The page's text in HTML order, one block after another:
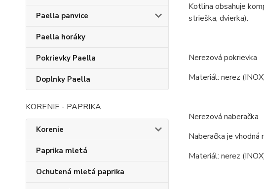
Paella panvice
Paella horáky
Pokrievky Paella
Doplnky Paella
KORENIE - PAPRIKA
Korenie
Paprika mletá
Ochutená mletá paprika
Kotlina obsahuje
strieška, dvierka).
Nerezová pokrievka
Materiál: nerez
Nerezová naberačka
Naberačka je vhodná
Materiál: nerez